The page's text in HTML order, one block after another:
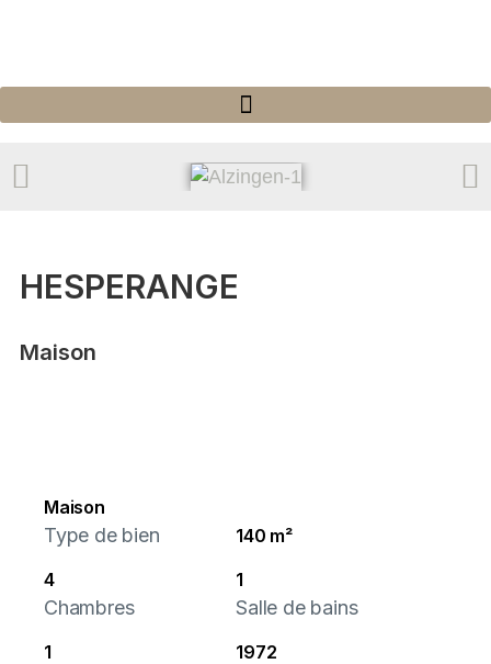
HESPERANGE
Maison
Maison
Type de bien
140 m²
4
Chambres
1
Salle de bains
1 1972